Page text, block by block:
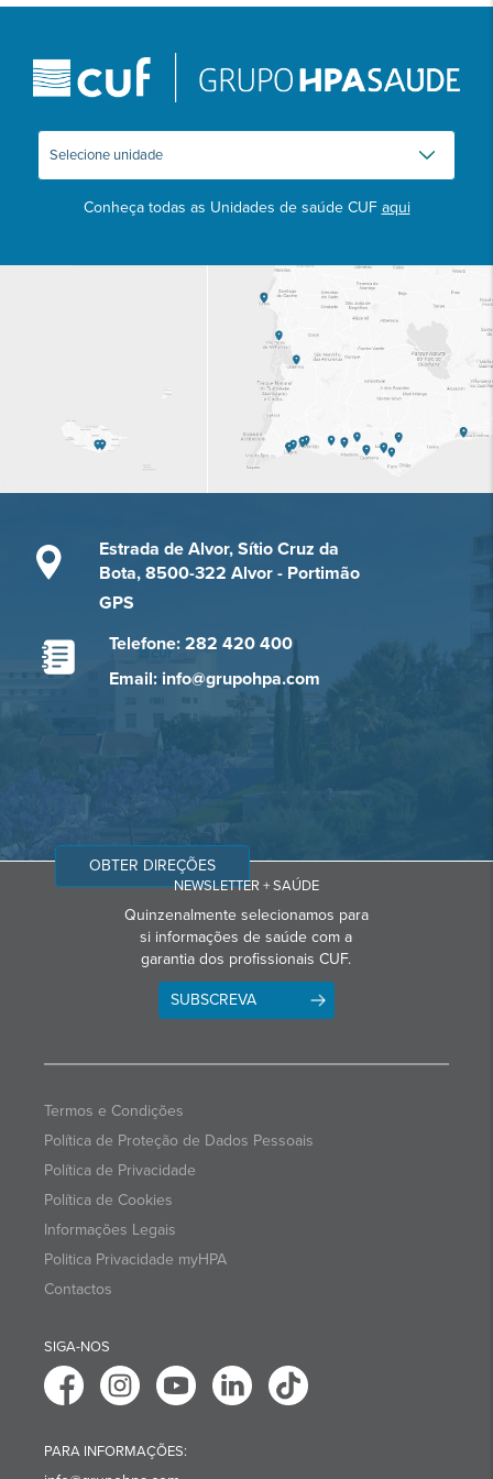
Conheça todas as Unidades de saúde CUF aqui
Estrada de Alvor, Sítio Cruz da
Bota, 8500-322 Alvor - Portimão
GPS
Telefone: 282 420 400
Email: info@grupohpa.com
OBTER DIREÇÕES
NEWSLETTER + SAÚDE
Quinzenalmente selecionamos para
si informações de saúde com a
garantia dos profissionais CUF.
SUBSCREVA
Termos e Condições
Política de Proteção de Dados Pessoais
Política de Privacidade
Política de Cookies
Informações Legais
Politica Privacidade myHPA
Contactos
SIGA-NOS
PARA INFORMAÇÕES: